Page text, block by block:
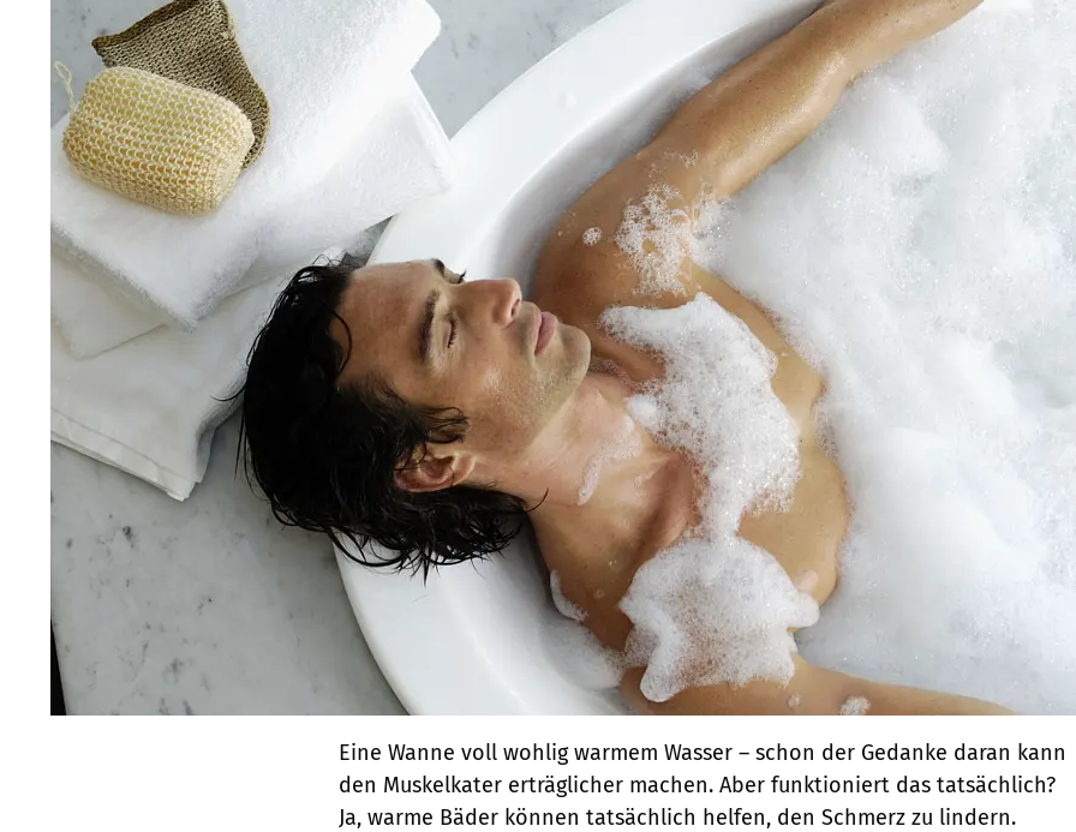
Eine Wanne voll wohlig warmem Wasser – schon der Gedanke daran kann
den Muskelkater erträglicher machen. Aber funktioniert das tatsächlich?
Ja, warme Bäder können tatsächlich helfen, den Schmerz zu lindern.